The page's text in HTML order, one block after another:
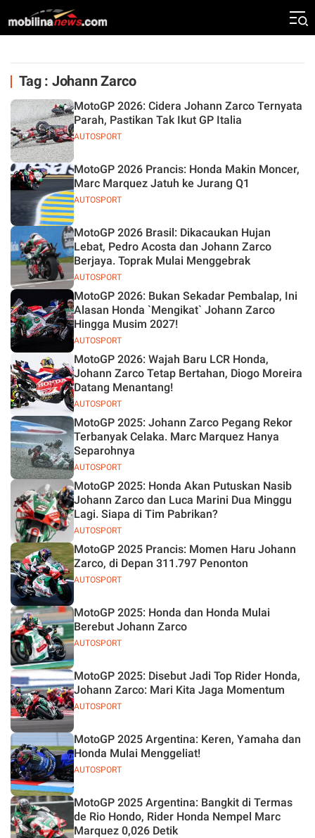
Tag : Johann Zarco
AUTOSPORT
MotoGP 2026: Cidera Johann Zarco Ternyata
Parah, Pastikan Tak Ikut GP Italia
AUTOSPORT
MotoGP 2026 Prancis: Honda Makin Moncer,
Marc Marquez Jatuh ke Jurang Q1
AUTOSPORT
MotoGP 2026 Brasil: Dikacaukan Hujan
Lebat, Pedro Acosta dan Johann Zarco
Berjaya. Toprak Mulai Menggebrak
AUTOSPORT
MotoGP 2026: Bukan Sekadar Pembalap, Ini
Alasan Honda `Mengikat` Johann Zarco
Hingga Musim 2027!
AUTOSPORT
MotoGP 2026: Wajah Baru LCR Honda,
Johann Zarco Tetap Bertahan, Diogo Moreira
Datang Menantang!
AUTOSPORT
MotoGP 2025: Johann Zarco Pegang Rekor
Terbanyak Celaka. Marc Marquez Hanya
Separohnya
AUTOSPORT
MotoGP 2025: Honda Akan Putuskan Nasib
Johann Zarco dan Luca Marini Dua Minggu
Lagi. Siapa di Tim Pabrikan?
AUTOSPORT
MotoGP 2025 Prancis: Momen Haru Johann
Zarco, di Depan 311.797 Penonton
AUTOSPORT
MotoGP 2025: Honda dan Honda Mulai
Berebut Johann Zarco
AUTOSPORT
MotoGP 2025: Disebut Jadi Top Rider Honda,
Johann Zarco: Mari Kita Jaga Momentum
AUTOSPORT
MotoGP 2025 Argentina: Keren, Yamaha dan
Honda Mulai Menggeliat!
MotoGP 2025 Argentina: Bangkit di Termas
de Rio Hondo, Rider Honda Nempel Marc
Marquez 0,026 Detik